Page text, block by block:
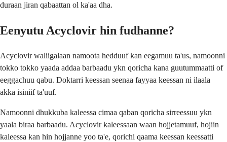
duraan jiran qabaattan ol ka'aa dha.
Eenyutu Acyclovir hin fudhanne?
Acyclovir waliigalaan namoota hedduuf kan eegamuu ta'us, namoonni
tokko tokko yaada addaa barbaadu ykn qoricha kana guutummaatti of
eeggachuu qabu. Doktarri keessan seenaa fayyaa keessan ni ilaala
akka isiniif ta'uuf.
Namoonni dhukkuba kaleessa cimaa qaban qoricha sirreessuu ykn
yaala biraa barbaadu. Acyclovir kaleessaan waan hojjetamuuf, hojiin
kaleessa kan hin hojjanne yoo ta'e, qorichi qaama keessan keessatti